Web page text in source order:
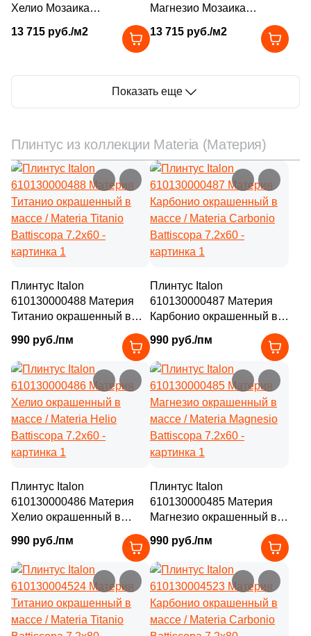
Хелио Мозаика
Materia Helio Mosaico
13 715 руб./м2
Магнезио Мозаика
Materia Magnesio Mosaico
13 715 руб./м2
Показать еще
Плинтус из коллекции Materia (Материя)
Плинтус Italon
610130000488 Материя
Титанио окрашенный в
Battiscopa 7.2х60
990 руб./пм
Плинтус Italon
610130000487 Материя
Карбонио окрашенный в
массе / Materia Carbonio
Battiscopa 7.2х60
990 руб./пм
Плинтус Italon
610130000486 Материя
Хелио окрашенный в
Battiscopa 7.2х60
990 руб./пм
Плинтус Italon
610130000485 Материя
Магнезио окрашенный в
массе / Materia Magnesio
Battiscopa 7.2х60
990 руб./пм